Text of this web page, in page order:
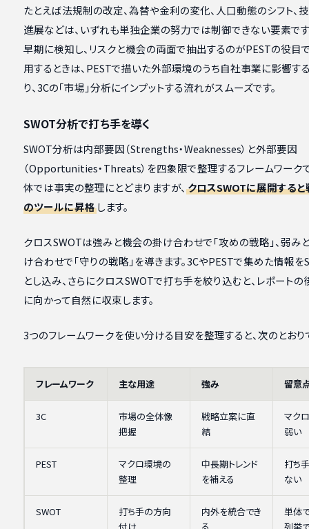
たとえば法規制の改定、為替や金利の変化、人口動態のシフト、
進展などは、いずれも単独企業の努力では制御できない要素です
早期に検知し、リスクと機会の両面で抽出するのがPESTの役目
用するときは、PESTで描いた外部環境のうち自社事業に影響す
り、3Cの「市場」分析にインプットする流れがスムーズです。
SWOT分析で打ち手を導く
SWOT分析は内部要因（Strengths・Weaknesses）と外部要因
（Opportunities・Threats）を四象限で整理するフレームワーク
体では事実の整理にとどまりますが、 クロスSWOTに展開する
のツールに昇格します。
クロスSWOTは強みと機会の掛け合わせで「攻めの戦略」、弱み
け合わせで「守りの戦略」を導きます。3CやPESTで集めた情報
とし込み、さらにクロスSWOTで打ち手を絞り込むと、レポート
に向かって自然に収束します。
3つのフレームワークを使い分ける目安を整理すると、次のとおり
フレームワーク 主な用途 強み 留意
3C
市場の全体像
把握
戦略立案に直
結
マク
弱い
PEST
マクロ環境の
整理
中長期トレンド
を補える
打ち
ない
SWOT
打ち手の方向
内外を統合でき
単体